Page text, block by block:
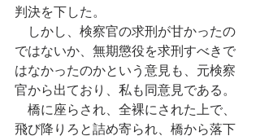
判決を下した。
しかし、検察官の求刑が甘かったの
ではないか、無期懲役を求刑すべきで
はなかったのかという意見も、元検察
官から出ており、私も同意見である。
橋に座らされ、全裸にされた上で、
飛び降りろと詰め寄られ、橋から落下